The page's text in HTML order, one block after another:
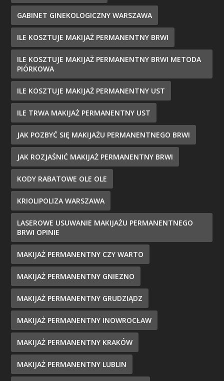
GABINET GINEKOLOGICZNY WARSZAWA
ILE KOSZTUJE MAKIJAŻ PERMANENTNY BRWI
ILE KOSZTUJE MAKIJAŻ PERMANENTNY BRWI METODA
PIÓRKOWA
ILE KOSZTUJE MAKIJAŻ PERMANENTNY UST
ILE TRWA MAKIJAŻ PERMANENTNY UST
JAK POZBYĆ SIĘ MAKIJAŻU PERMANENTNEGO BRWI
JAK ROZJAŚNIĆ MAKIJAŻ PERMANENTNY BRWI
KODY RABATOWE OLE OLE
KRIOLIPOLIZA WARSZAWA
LASEROWE USUWANIE MAKIJAŻU PERMANENTNEGO
BRWI OPINIE
MAKIJAŻ PERMANENTNY CZY WARTO
MAKIJAŻ PERMANENTNY GNIEZNO
MAKIJAŻ PERMANENTNY GRUDZIĄDZ
MAKIJAŻ PERMANENTNY INOWROCŁAW
MAKIJAŻ PERMANENTNY KRAKÓW
MAKIJAŻ PERMANENTNY LUBLIN